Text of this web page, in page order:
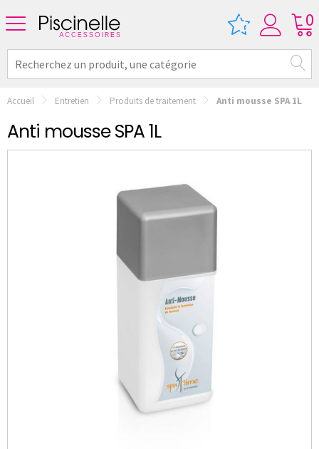
0
Accueil Entretien Produits de traitement Anti mousse SPA 1L
Anti mousse SPA 1L